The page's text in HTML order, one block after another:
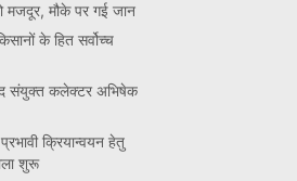
मजदूर, मौके पर गई जान
के हित सर्वोच्च
संयुक्त कलेक्टर अभिषेक
क्रियान्वयन हेतु
शुरू